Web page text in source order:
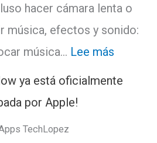
hacer cámara lenta o
música, efectos y sonido:
música… Lee más
ya está oficialmente
por Apple!
TechLopez